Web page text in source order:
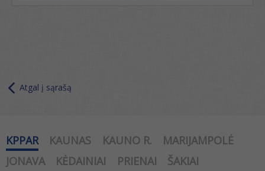
Atgal į sąrašą
KPPAR KAUNAS KAUNO R.
MARIJAMPOLĖ
JONAVA
KĖDAINIAI PRIENAI
ŠAKIAI